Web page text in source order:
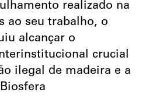
realizado na
ao seu trabalho, o
alcançar o
crucial
ilegal de madeira e a